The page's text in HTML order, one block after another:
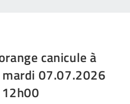
canicule à
07.07.2026
12h00